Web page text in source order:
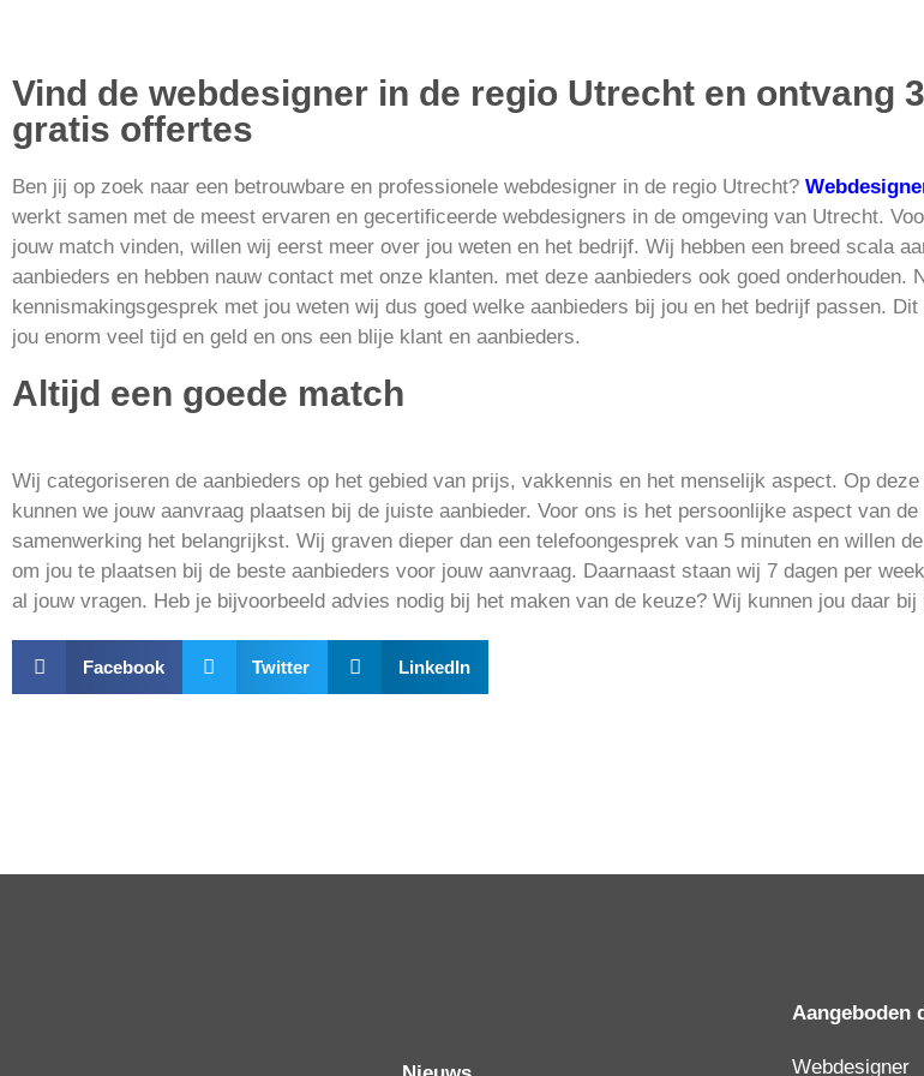
Vind de webdesigner in de regio Utrecht en ontvang 3
gratis offertes
Ben jij op zoek naar een betrouwbare en professionele webdesigner in de regio Utrecht?
werkt samen met de meest ervaren en gecertificeerde webdesigners in de omgeving van Utrecht.
jouw match vinden, willen wij eerst meer over jou weten en het bedrijf. Wij hebben een breed scala
aanbieders en hebben nauw contact met onze klanten. met deze aanbieders ook goed onderhouden.
kennismakingsgesprek met jou weten wij dus goed welke aanbieders bij jou en het bedrijf passen. Dit
jou enorm veel tijd en geld en ons een blije klant en aanbieders.
Altijd een goede match
Wij categoriseren de aanbieders op het gebied van prijs, vakkennis en het menselijk aspect. Op deze
kunnen we jouw aanvraag plaatsen bij de juiste aanbieder. Voor ons is het persoonlijke aspect van de
samenwerking het belangrijkst. Wij graven dieper dan een telefoongesprek van 5 minuten en willen
om jou te plaatsen bij de beste aanbieders voor jouw aanvraag. Daarnaast staan wij 7 dagen per
al jouw vragen. Heb je bijvoorbeeld advies nodig bij het maken van de keuze? Wij kunnen jou daar bij
Facebook Twitter LinkedIn
Aangeboden
Webdesigner